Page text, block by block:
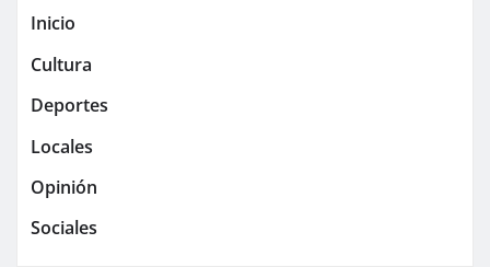
Inicio
Cultura
Deportes
Locales
Opinión
Sociales